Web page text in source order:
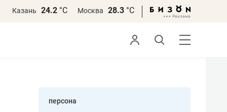
Казань 24.2 °С Москва 28.3 °С
персона